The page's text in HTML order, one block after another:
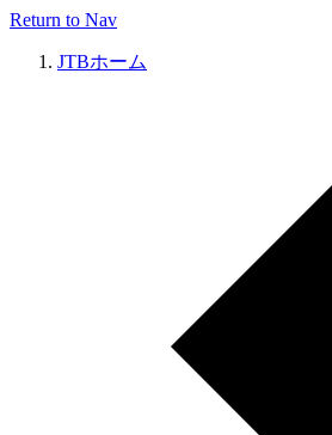
Return to Nav
JTBホーム